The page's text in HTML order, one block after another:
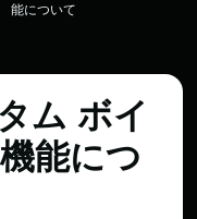
能について
ム ボイ
能につ